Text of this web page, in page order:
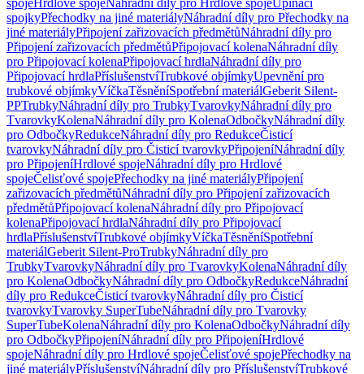
spojeHrdlové spojeNáhradní díly pro Hrdlové spojeUpínací
spojkyPřechodky na jiné materiályNáhradní díly pro Přechodky na
jiné materiályPřipojení zařizovacích předmětůNáhradní díly pro
Připojení zařizovacích předmětůPřipojovací kolenaNáhradní díly
pro Připojovací kolenaPřipojovací hrdlaNáhradní díly pro
Připojovací hrdlaPříslušenstvíTrubkové objímkyUpevnění pro
trubkové objímkyVíčkaTěsněníSpotřební materiálGeberit Silent-
PPTrubkyNáhradní díly pro TrubkyTvarovkyNáhradní díly pro
TvarovkyKolenaNáhradní díly pro KolenaOdbočkyNáhradní díly
pro OdbočkyRedukceNáhradní díly pro RedukceČisticí
tvarovkyNáhradní díly pro Čisticí tvarovkyPřipojeníNáhradní díly
pro PřipojeníHrdlové spojeNáhradní díly pro Hrdlové
spojeČelisťové spojePřechodky na jiné materiályPřipojení
zařizovacích předmětůNáhradní díly pro Připojení zařizovacích
předmětůPřipojovací kolenaNáhradní díly pro Připojovací
kolenaPřipojovací hrdlaNáhradní díly pro Připojovací
hrdlaPříslušenstvíTrubkové objímkyVíčkaTěsněníSpotřební
materiálGeberit Silent-ProTrubkyNáhradní díly pro
TrubkyTvarovkyNáhradní díly pro TvarovkyKolenaNáhradní díly
pro KolenaOdbočkyNáhradní díly pro OdbočkyRedukceNáhradní
díly pro RedukceČisticí tvarovkyNáhradní díly pro Čisticí
tvarovkyTvarovky SuperTubeNáhradní díly pro Tvarovky
SuperTubeKolenaNáhradní díly pro KolenaOdbočkyNáhradní díly
pro OdbočkyPřipojeníNáhradní díly pro PřipojeníHrdlové
spojeNáhradní díly pro Hrdlové spojeČelisťové spojePřechodky na
jiné materiályPříslušenstvíNáhradní díly pro PříslušenstvíTrubkové